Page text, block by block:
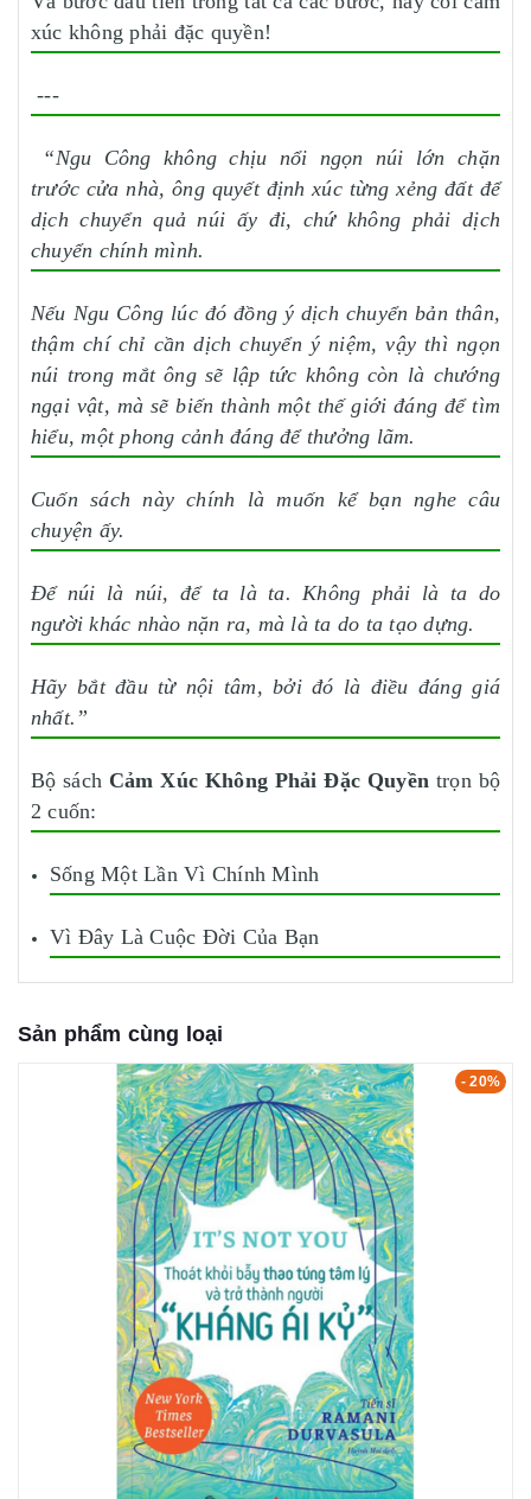
xúc không phải đặc quyền!
---
“Ngu Công không chịu nổi ngọn núi lớn chặn
trước cửa nhà, ông quyết định xúc từng xẻng đất để
dịch chuyển quả núi ấy đi, chứ không phải dịch
chuyển chính mình.
Nếu Ngu Công lúc đó đồng ý dịch chuyển bản thân,
thậm chí chỉ cần dịch chuyển ý niệm, vậy thì ngọn
núi trong mắt ông sẽ lập tức không còn là chướng
ngại vật, mà sẽ biến thành một thế giới đáng để tìm
hiểu, một phong cảnh đáng để thưởng lãm.
Cuốn sách này chính là muốn kể bạn nghe câu
chuyện ấy.
Để núi là núi, để ta là ta. Không phải là ta do
người khác nhào nặn ra, mà là ta do ta tạo dựng.
Hãy bắt đầu từ nội tâm, bởi đó là điều đáng giá
nhất.”
Bộ sách Cảm Xúc Không Phải Đặc Quyền trọn bộ
2 cuốn:
Sống Một Lần Vì Chính Mình
Vì Đây Là Cuộc Đời Của Bạn
Sản phẩm cùng loại
- 20%